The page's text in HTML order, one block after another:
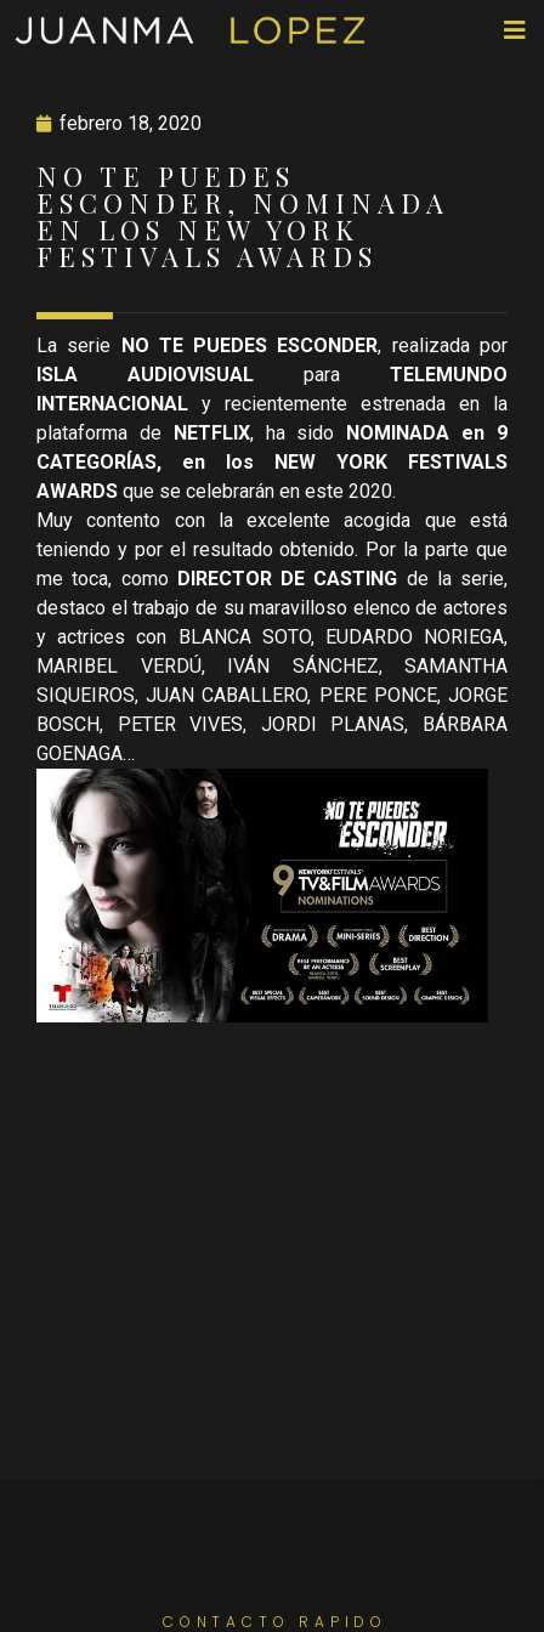
febrero 18, 2020
NO TE PUEDES
ESCONDER, NOMINADA
EN LOS NEW YORK
FESTIVALS AWARDS
La serie NO TE PUEDES ESCONDER, realizada por
ISLA AUDIOVISUAL para TELEMUNDO
INTERNACIONAL y recientemente estrenada en la
plataforma de NETFLIX, ha sido NOMINADA en 9
CATEGORÍAS, en los NEW YORK FESTIVALS
AWARDS que se celebrarán en este 2020.
Muy contento con la excelente acogida que está
teniendo y por el resultado obtenido. Por la parte que
me toca, como DIRECTOR DE CASTING de la serie,
destaco el trabajo de su maravilloso elenco de actores
y actrices con BLANCA SOTO, EUDARDO NORIEGA,
MARIBEL VERDÚ, IVÁN SÁNCHEZ, SAMANTHA
SIQUEIROS, JUAN CABALLERO, PERE PONCE, JORGE
BOSCH, PETER VIVES, JORDI PLANAS, BÁRBARA
GOENAGA…
CONTACTO RAPIDO